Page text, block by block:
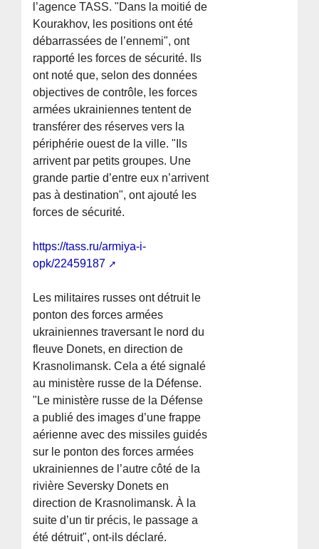
l’agence TASS. "Dans la moitié de
Kourakhov, les positions ont été
débarrassées de l’ennemi", ont
rapporté les forces de sécurité. Ils
ont noté que, selon des données
objectives de contrôle, les forces
armées ukrainiennes tentent de
transférer des réserves vers la
périphérie ouest de la ville. "Ils
arrivent par petits groupes. Une
grande partie d’entre eux n’arrivent
pas à destination", ont ajouté les
forces de sécurité.
https://tass.ru/armiya-i-
opk/22459187
Les militaires russes ont détruit le
ponton des forces armées
ukrainiennes traversant le nord du
fleuve Donets, en direction de
Krasnolimansk. Cela a été signalé
au ministère russe de la Défense.
"Le ministère russe de la Défense
a publié des images d’une frappe
aérienne avec des missiles guidés
sur le ponton des forces armées
ukrainiennes de l’autre côté de la
rivière Seversky Donets en
direction de Krasnolimansk. À la
suite d’un tir précis, le passage a
été détruit", ont-ils déclaré.